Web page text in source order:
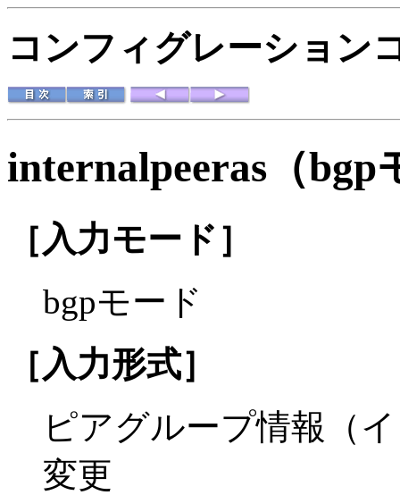
コンフィグレーション
internalpeeras（bgp
［入力モード］
bgpモード
［入力形式］
ピアグループ情報（
変更